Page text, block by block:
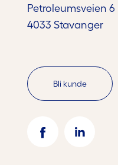
Petroleumsveien 6
4033 Stavanger
Bli kunde